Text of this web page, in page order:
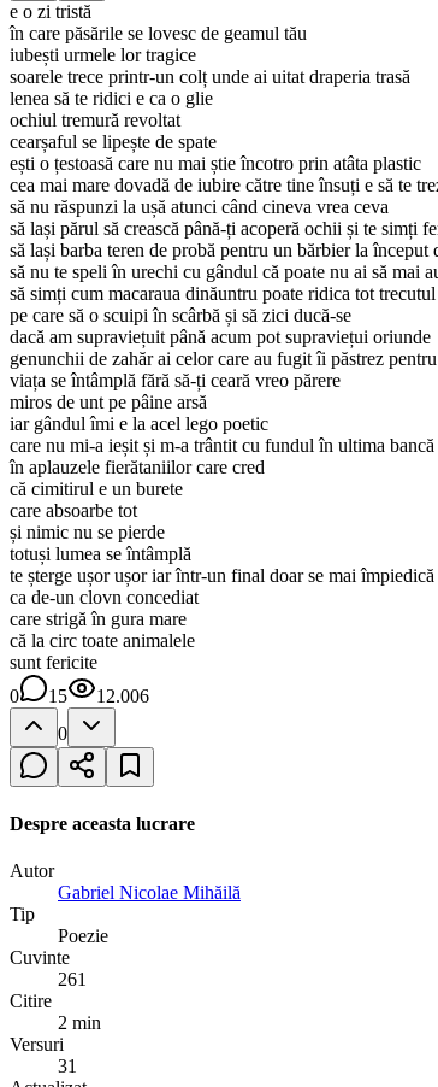
e o zi tristă
în care păsările se lovesc de geamul tău
iubești urmele lor tragice
soarele trece printr-un colț unde ai uitat draperia trasă
lenea să te ridici e ca o glie
ochiul tremură revoltat
cearșaful se lipește de spate
ești o țestoasă care nu mai știe încotro prin atâta plastic
cea mai mare dovadă de iubire către tine însuți e să te
să nu răspunzi la ușă atunci când cineva vrea ceva
să lași părul să crească până-ți acoperă ochii și te simți
să lași barba teren de probă pentru un bărbier la început
să nu te speli în urechi cu gândul că poate nu ai să mai
să simți cum macaraua dinăuntru poate ridica tot
pe care să o scuipi în scârbă și să zici ducă-se
dacă am supraviețuit până acum pot supraviețui oriunde
genunchii de zahăr ai celor care au fugit îi păstrez
viața se întâmplă fără să-ți ceară vreo părere
miros de unt pe pâine arsă
iar gândul îmi e la acel lego poetic
care nu mi-a ieșit și m-a trântit cu fundul în ultima bancă
în aplauzele fierătaniilor care cred
că cimitirul e un burete
care absoarbe tot
și nimic nu se pierde
totuși lumea se întâmplă
te șterge ușor ușor iar într-un final doar se mai
ca de-un clovn concediat
care strigă în gura mare
că la circ toate animalele
sunt fericite
0
15
12.006
0
Despre aceasta lucrare
Autor
Gabriel Nicolae Mihăilă
Tip
Poezie
Cuvinte
261
Citire
2 min
Versuri
31